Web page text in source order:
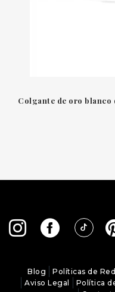
Blog Políticas de
Aviso Legal
Política